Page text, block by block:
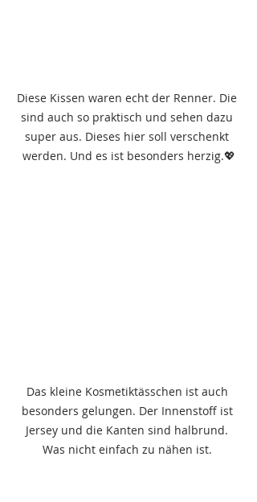
Diese Kissen waren echt der Renner. Die
sind auch so praktisch und sehen dazu
super aus. Dieses hier soll verschenkt
werden. Und es ist besonders herzig.💖
Das kleine Kosmetiktässchen ist auch
besonders gelungen. Der Innenstoff ist
Jersey und die Kanten sind halbrund.
Was nicht einfach zu nähen ist.